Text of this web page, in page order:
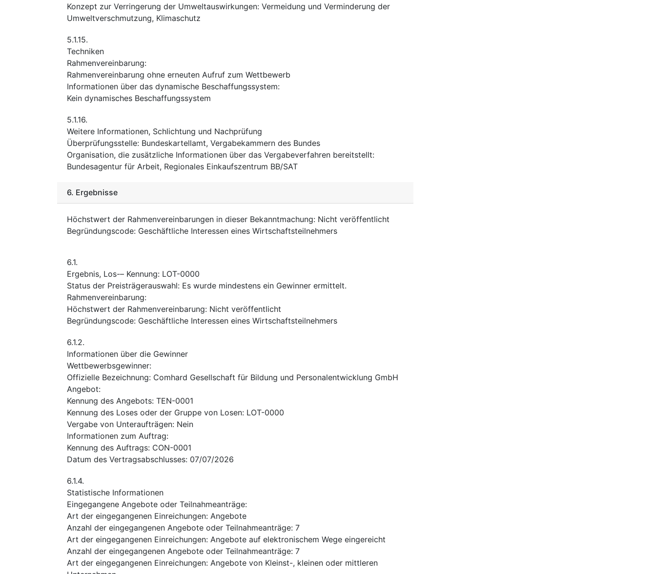
Konzept zur Verringerung der Umweltauswirkungen: Vermeidung und Verminderung der
Umweltverschmutzung, Klimaschutz
5.1.15.
Techniken
Rahmenvereinbarung:
Rahmenvereinbarung ohne erneuten Aufruf zum Wettbewerb
Informationen über das dynamische Beschaffungssystem:
Kein dynamisches Beschaffungssystem
5.1.16.
Weitere Informationen, Schlichtung und Nachprüfung
Überprüfungsstelle: Bundeskartellamt, Vergabekammern des Bundes
Organisation, die zusätzliche Informationen über das Vergabeverfahren bereitstellt:
Bundesagentur für Arbeit, Regionales Einkaufszentrum BB/SAT
6. Ergebnisse
Höchstwert der Rahmenvereinbarungen in dieser Bekanntmachung: Nicht veröffentlicht
Begründungscode: Geschäftliche Interessen eines Wirtschaftsteilnehmers
6.1.
Ergebnis, Los-– Kennung: LOT-0000
Status der Preisträgerauswahl: Es wurde mindestens ein Gewinner ermittelt.
Rahmenvereinbarung:
Höchstwert der Rahmenvereinbarung: Nicht veröffentlicht
Begründungscode: Geschäftliche Interessen eines Wirtschaftsteilnehmers
6.1.2.
Informationen über die Gewinner
Wettbewerbsgewinner:
Offizielle Bezeichnung: Comhard Gesellschaft für Bildung und Personalentwicklung GmbH
Angebot:
Kennung des Angebots: TEN-0001
Kennung des Loses oder der Gruppe von Losen: LOT-0000
Vergabe von Unteraufträgen: Nein
Informationen zum Auftrag:
Kennung des Auftrags: CON-0001
Datum des Vertragsabschlusses: 07/07/2026
6.1.4.
Statistische Informationen
Eingegangene Angebote oder Teilnahmeanträge:
Art der eingegangenen Einreichungen: Angebote
Anzahl der eingegangenen Angebote oder Teilnahmeanträge: 7
Art der eingegangenen Einreichungen: Angebote auf elektronischem Wege eingereicht
Anzahl der eingegangenen Angebote oder Teilnahmeanträge: 7
Art der eingegangenen Einreichungen: Angebote von Kleinst-, kleinen oder mittleren